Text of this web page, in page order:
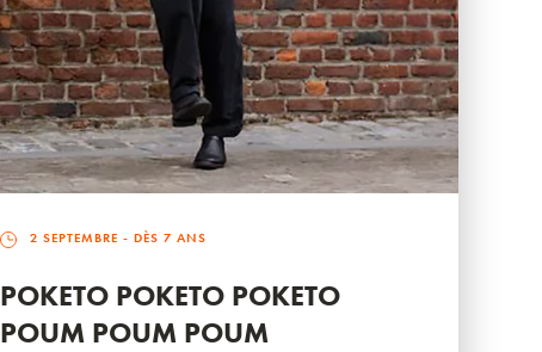
2 SEPTEMBRE - DÈS 7 ANS
POKETO POKETO POKETO
POUM POUM POUM